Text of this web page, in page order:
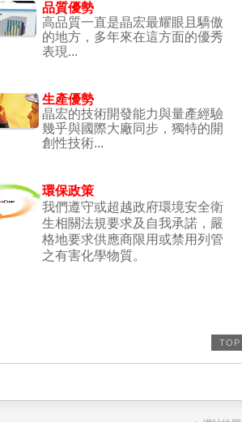
品質優勢
高品質一直是晶宏最耀眼且驕傲
的地方，多年來在這方面的優秀
表現...
生產優勢
晶宏的技術開發能力與量產經驗
幾乎與國際大廠同步，獨特的開
創性技術...
環保政策
我們遵守或超越政府環境安全衛
生相關法規要求及自我承諾，嚴
格地要求供應商限用或禁用列管
之有害化學物質。
TOP